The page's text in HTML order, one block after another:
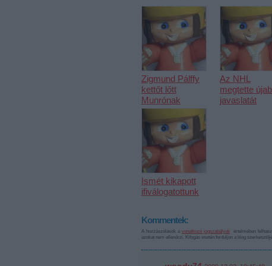
Zigmund Pálffy
kettőt lőtt
Munrónak
Az NHL
megtette
javaslatát
Ismét kikapott
ifiválogatottunk
Kommentek:
A hozzászólások a vonatkozó jogszabályok értelmében
azokat nem ellenőrzi. Kifogás esetén forduljon a blog